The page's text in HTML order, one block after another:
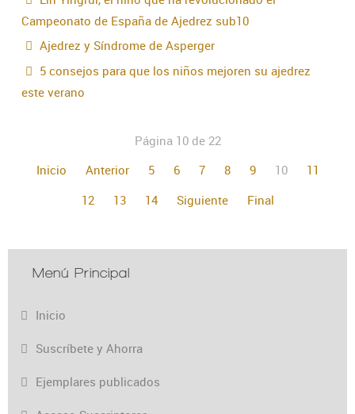
Campeonato de España de Ajedrez sub10
Ajedrez y Síndrome de Asperger
5 consejos para que los niños mejoren su ajedrez
este verano
Página 10 de 22
Inicio
Anterior 5 6 7 8 9 10
11
12
13 14 Siguiente Final
Menú Principal
Inicio
Suscríbete y Ahorra
Ejemplares publicados